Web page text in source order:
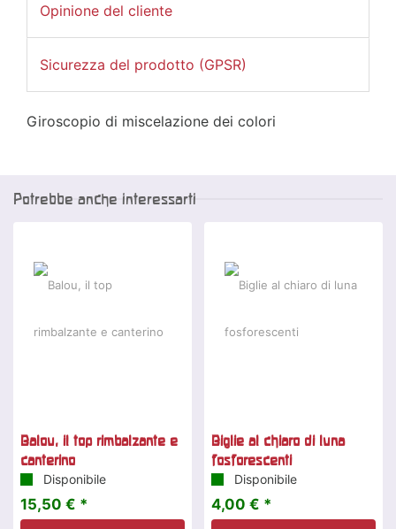
Opinione del cliente
Sicurezza del prodotto (GPSR)
Giroscopio di miscelazione dei colori
Potrebbe anche interessarti
Balou, il top rimbalzante e
canterino
Disponibile
15,50 € *
Biglie al chiaro di luna
fosforescenti
Disponibile
4,00 € *